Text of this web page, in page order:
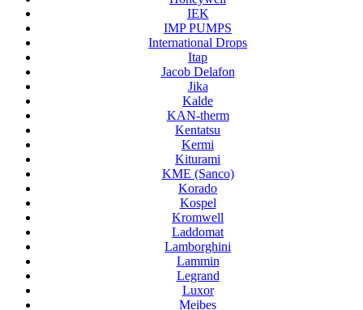
IEK
IMP PUMPS
International Drops
Itap
Jacob Delafon
Jika
Kalde
KAN-therm
Kentatsu
Kermi
Kiturami
KME (Sanco)
Korado
Kospel
Kromwell
Laddomat
Lamborghini
Lammin
Legrand
Luxor
Meibes